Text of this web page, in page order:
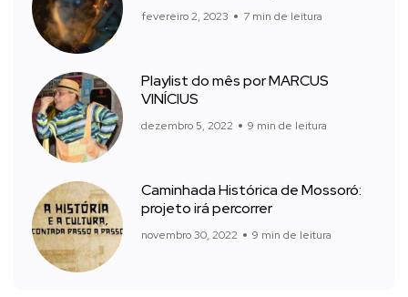
fevereiro 2, 2023 7 min de leitura
Playlist do mês por MARCUS
VINÍCIUS
dezembro 5, 2022 9 min de leitura
Caminhada Histórica de Mossoró:
projeto irá percorrer
novembro 30, 2022 9 min de leitura